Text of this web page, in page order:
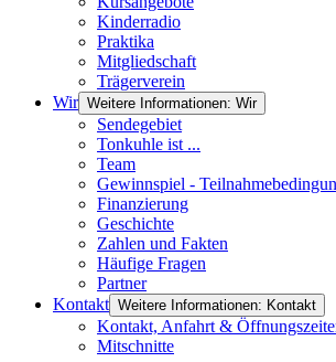
Kinderradio
Praktika
Mitgliedschaft
Trägerverein
Wir Weitere Informationen: Wir
Sendegebiet
Tonkuhle ist ...
Team
Gewinnspiel -
Finanzierung
Geschichte
Zahlen und Fakten
Häufige Fragen
Partner
Kontakt Weitere Informationen: Kontakt
Kontakt, Anfahrt &
Mitschnitte